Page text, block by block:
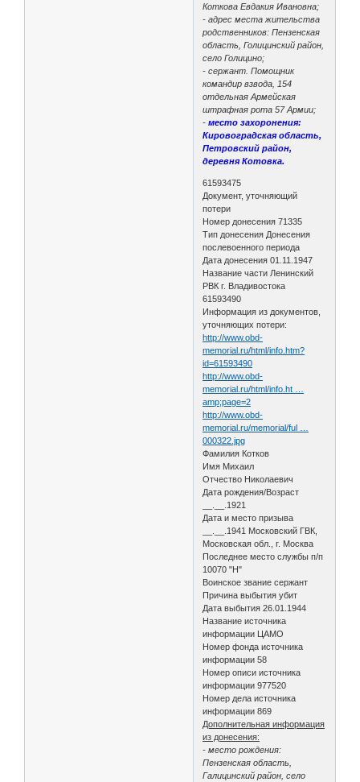
Коткова Евдакия Ивановна;
- адрес места жительства
родственников: Пензенская
область, Голицинский район,
село Голицино;
- сержант. Помощник
командир взвода, 154
отдельная Армейская
штрафная рота 57 Армии;
-место захоронения:
Кировоградская область,
Петровский район,
деревня Котовка.
61593475
Документ, уточняющий
потери
Номер донесения 71335
Тип донесения Донесения
послевоенного периода
Дата донесения 01.11.1947
Название части Ленинский
РВК г. Владивостока
61593490
Информация из документов,
уточняющих потери:
http://www.obd-
memorial.ru/html/info.htm?
id=61593490
http://www.obd-
memorial.ru/html/info.ht …
amp;page=2
http://www.obd-
memorial.ru/memorial/ful …
000322.jpg
Фамилия Котков
Имя Михаил
Отчество Николаевич
Дата рождения/Возраст
__.__.1921
Дата и место призыва
__.__.1941 Московский ГВК,
Московская обл., г. Москва
Последнее место службы п/п
10070 "Н"
Воинское звание сержант
Причина выбытия убит
Дата выбытия 26.01.1944
Название источника
информации ЦАМО
Номер фонда источника
информации 58
Номер описи источника
информации 977520
Номер дела источника
информации 869
Дополнительная информация
из донесения:
- место рождения:
Пензенская область,
Галицинский район, село